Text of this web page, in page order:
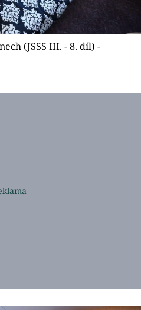
(JSSS III. - 8. díl) -